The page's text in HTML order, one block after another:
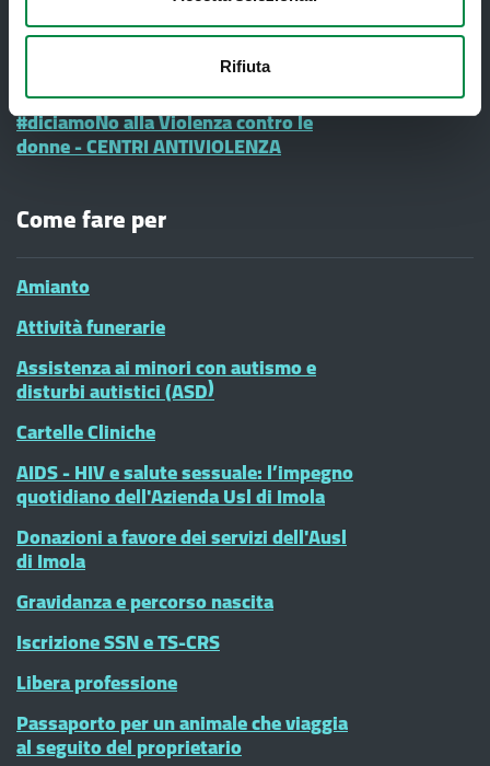
Rifiuta
Informazione e Comunicazione
#diciamoNo alla Violenza contro le
donne - CENTRI ANTIVIOLENZA
Come fare per
Amianto
Attività funerarie
Assistenza ai minori con autismo e
disturbi autistici (ASD)
Cartelle Cliniche
AIDS - HIV e salute sessuale: l’impegno
quotidiano dell'Azienda Usl di Imola
Donazioni a favore dei servizi dell'Ausl
di Imola
Gravidanza e percorso nascita
Iscrizione SSN e TS-CRS
Libera professione
Passaporto per un animale che viaggia
al seguito del proprietario